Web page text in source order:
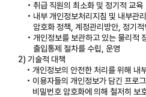
취급 직원의 최소화 및 정기적 교육
내부 개인정보처리지침 및 내부관
암호화 정책, 계정관리방안, 정기
개인정보를 보관하고 있는 물리적
출입통제 절차를 수립, 운영
2) 기술적 대책
개인정보의 안전한 처리를 위해 내
이용자들의 개인정보가 담긴 프로
비밀번호 암호화에 의해 철저히 보호